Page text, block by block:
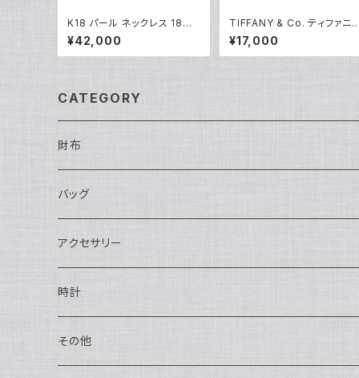
K18 パール ネックレス 18金
喜平チェーン Y05173
¥42,000
TIFFANY & Co. ティファニ
ノーツ スクエアプレート ペン
ダント ネックレス シルバー
5 アズキチェーン Y05238
¥17,000
CATEGORY
財布
長財布
二つ折り
バッグ
ショルダーバッグ・ボディバッグ
ハンドバッグ・ポーチ
トートバッグ
アクセサリー
ネックレス
指輪
時計
アナログ・機械式
その他